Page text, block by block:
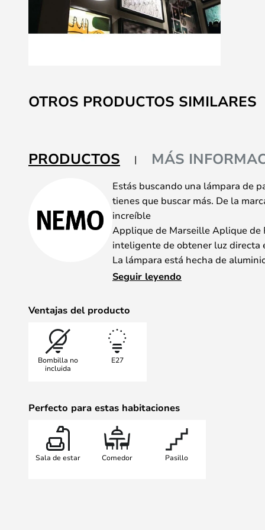
al
comienzo
galería
de
OTROS PRODUCTOS SIMILARES
PRODUCTOS MÁS
Estás buscando una lámpara de
tienes que buscar más. De la
increíble
Applique de Marseille Aplique de
inteligente de obtener luz directa
La lámpara está hecha de
tanto gris, blanco y negro, por lo
originalmente por Le Corbusier
como en la decoración tradicional y
Seguir leyendo
Ventajas del producto
Bombilla no
incluida
E27
Perfecto para estas habitaciones
Sala de estar Comedor Pasillo